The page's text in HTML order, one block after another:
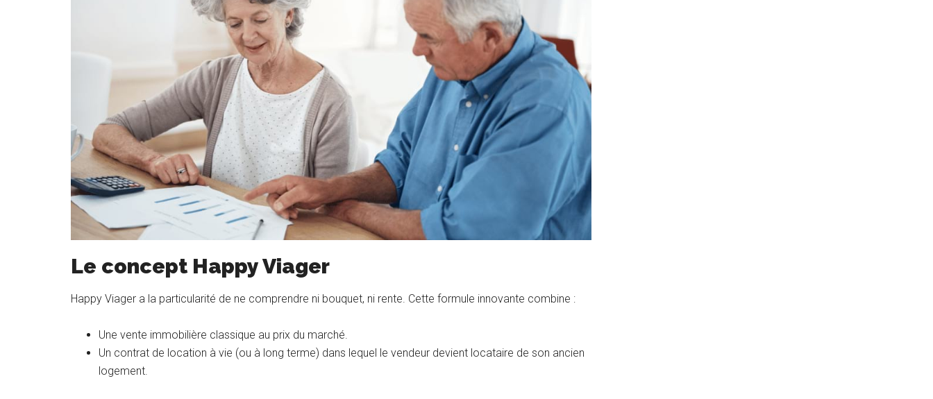
Le concept Happy Viager
Happy Viager a la particularité de ne comprendre ni bouquet, ni rente. Cette formule innovante combine :
Une vente immobilière classique au prix du marché.
Un contrat de location à vie (ou à long terme) dans lequel le vendeur devient locataire de son ancien
logement.